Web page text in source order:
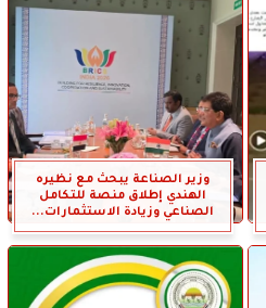
وزير الصناعة يبحث مع نظيره
الهندي إطلاق منصة للتكامل
الصناعي وزيادة الاستثمارات...